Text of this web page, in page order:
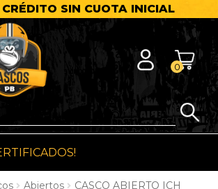
SIN CUOTA INICIAL
0
Abiertos
CASCO ABIERTO ICH